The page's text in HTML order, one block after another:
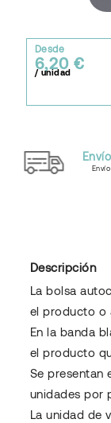
Desde
6,20 €
/ unidad
Descripción
La bolsa
el producto o
En la banda
el producto
Se presentan
unidades por
La unidad de